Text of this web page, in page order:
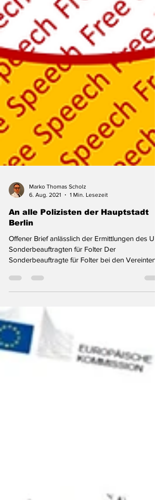
6. Aug. 2021
1 Min. Lesezeit
An alle Polizisten der Hauptstadt
Berlin
Offener Brief anlässlich der Ermittlungen des
Sonderbeauftragten für Folter Der
Sonderbeauftragte für Folter bei den